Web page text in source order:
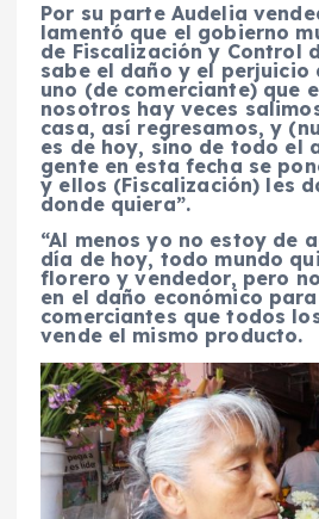
Por su parte Audelia
lamentó que el gobierno
de Fiscalización y Control
sabe el daño y el perjuicio
uno (de comerciante) que
nosotros hay veces
casa, así regresamos, y
es de hoy, sino de todo el
gente en esta fecha se
y ellos (Fiscalización) les
donde quiera”.
“Al menos yo no estoy de
día de hoy, todo mundo
florero y vendedor, pero
en el daño económico
comerciantes que todos
vende el mismo producto.